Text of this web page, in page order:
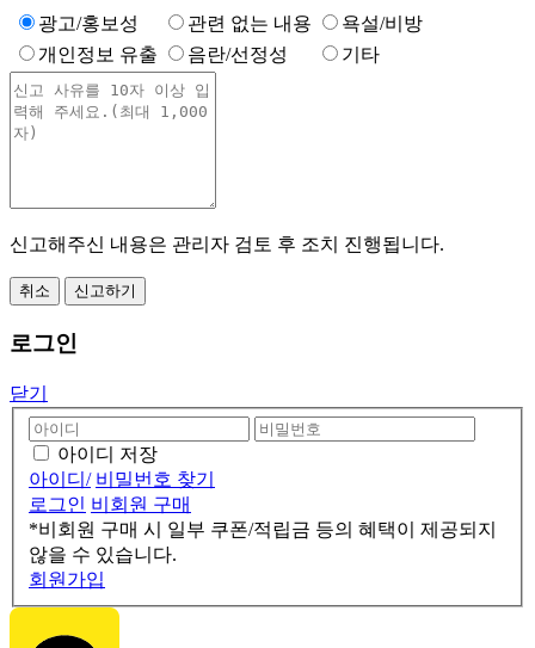
광고/홍보성 관련 없는 내용
욕설/비방
개인정보 유출
음란/선정성 기타
신고해주신 내용은 관리자 검토 후 조치 진행됩니다.
취소 신고하기
로그인
닫기
아이디 저장
아이디/ 비밀번호 찾기
로그인 비회원 구매
*비회원 구매 시 일부 쿠폰/적립금 등의 혜택이 제공되지
않을 수 있습니다.
회원가입